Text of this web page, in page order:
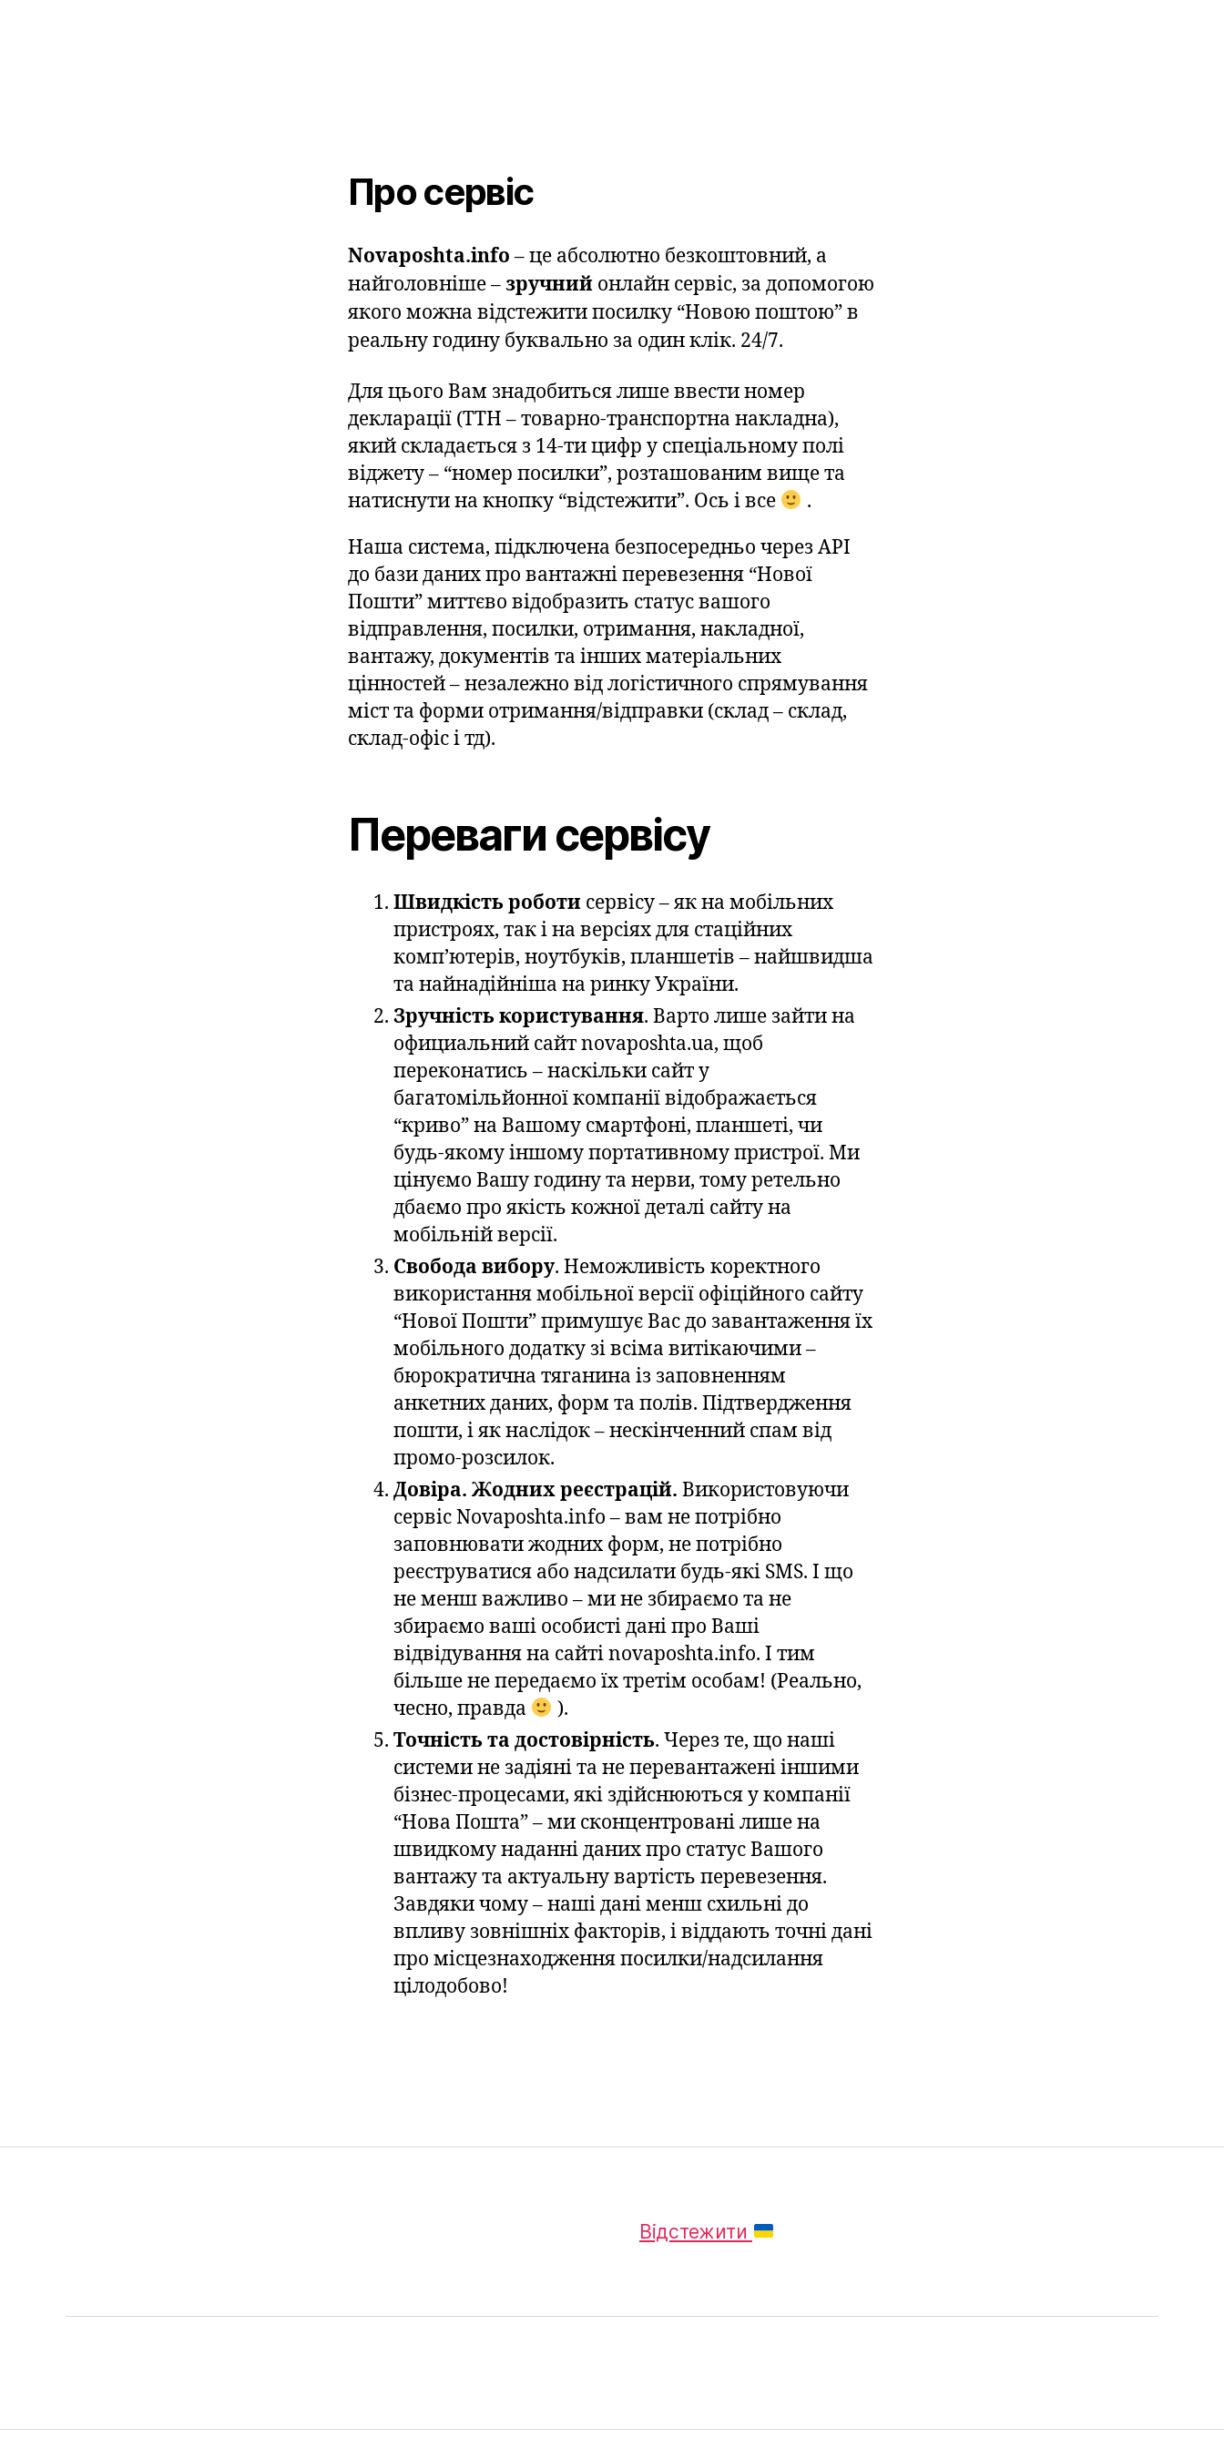
Про сервіс
Novaposhta.info– це абсолютно безкоштовний, а
найголовніше –зручний онлайн сервіс, за допомогою
якого можна відстежити посилку “Новою поштою” в
реальну годину буквально за один клік. 24/7.
Для цього Вам знадобиться лише ввести номер
декларації (ТТН – товарно-транспортна накладна),
який складається з 14-ти цифр у спеціальному полі
віджету – “номер посилки”, розташованим вище та
натиснути на кнопку “відстежити”. Ось і все
.
Наша система, підключена безпосередньо через API
до бази даних про вантажні перевезення “Нової
Пошти” миттєво відобразить статус вашого
відправлення, посилки, отримання, накладної,
вантажу, документів та інших матеріальних
цінностей – незалежно від логістичного спрямування
міст та форми отримання/відправки (склад – склад,
склад-офіс і тд).
Переваги сервісу
Швидкість роботи сервісу – як на мобільних
пристроях, так і на версіях для стаційних
комп’ютерів, ноутбуків, планшетів – найшвидша
та найнадійніша на ринку України.
Зручність користування. Варто лише зайти на
официальний сайт novaposhta.ua, щоб
переконатись – наскільки сайт у
багатомільйонної компанії відображається
“криво” на Вашому смартфоні, планшеті, чи
будь-якому іншому портативному пристрої. Ми
цінуємо Вашу годину та нерви, тому ретельно
дбаємо про якість кожної деталі сайту на
мобільній версії.
Свобода вибору. Неможливість коректного
використання мобільної версії офіційного сайту
“Нової Пошти” примушує Вас до завантаження їх
мобільного додатку зі всіма витікаючими –
бюрократична тяганина із заповненням
анкетних даних, форм та полів. Підтвердження
пошти, і як наслідок – нескінченний спам від
промо-розсилок.
Довіра. Жодних реєстрацій. Використовуючи
сервіс Novaposhta.info – вам не потрібно
заповнювати жодних форм, не потрібно
реєструватися або надсилати будь-які SMS. І що
не менш важливо – ми не збираємо та не
збираємо ваші особисті дані про Ваші
відвідування на сайті novaposhta.info. І тим
більше не передаємо їх третім особам! (Реально,
чесно, правда
).
Точність та достовірність. Через те, що наші
системи не задіяні та не перевантажені іншими
бізнес-процесами, які здійснюються у компанії
“Нова Пошта” – ми сконцентровані лише на
швидкому наданні даних про статус Вашого
вантажу та актуальну вартість перевезення.
Завдяки чому – наші дані менш схильні до
впливу зовнішніх факторів, і віддають точні дані
про місцезнаходження посилки/надсилання
цілодобово!
Відстежити